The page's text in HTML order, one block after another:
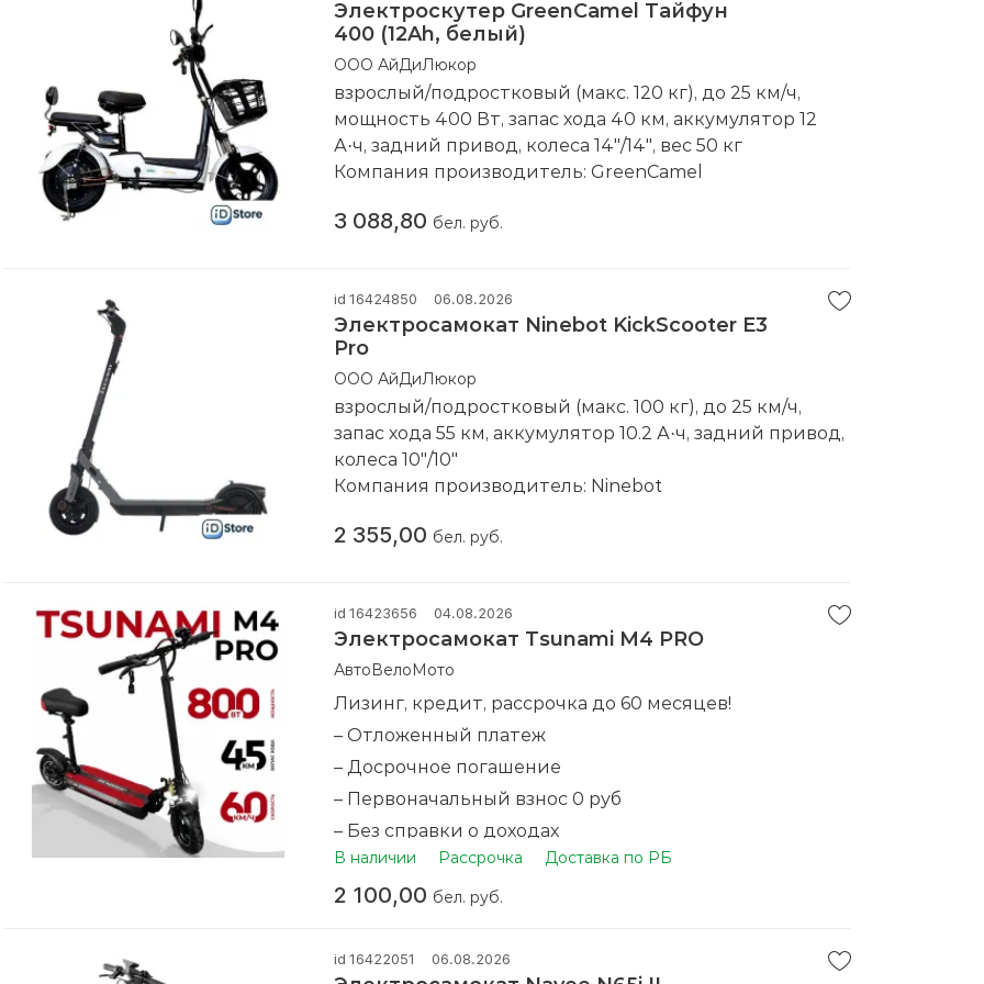
– Доставка по всей Беларуси
– Рассрочка, льготный кредит без взносов, оплата
частями (оформляем по телефону)
– Сервис – официальная сервисная поддержка и
выездной сервис
– Подарки и Акции – сделают вашу покупку более
– Экономия – доступные и выгодные цены, скидки,
заказывайте с доставкой на дом!
Электроскутер GreenCamel Тайфун
400 (12Ah, белый)
ООО АйДиЛюкор
взрослый/подростковый (макс. 120 кг), до 25 км/ч,
мощность 400 Вт, запас хода 40 км, аккумулятор 12
А·ч, задний привод, колеса 14"/14", вес 50 кг
Компания производитель: GreenCamel
3 088,80 бел. руб.
id 16424850 06.08.2026
Электросамокат Ninebot KickScooter E3
Pro
ООО АйДиЛюкор
взрослый/подростковый (макс. 100 кг), до 25 км/ч,
запас хода 55 км, аккумулятор 10.2 А·ч, задний привод,
колеса 10"/10"
Компания производитель: Ninebot
2 355,00 бел. руб.
id 16423656 04.08.2026
Электросамокат Tsunami M4 PRO
АвтоВелоМото
Лизинг, кредит, рассрочка до 60 месяцев!
– Отложенный платеж
– Досрочное погашение
– Первоначальный взнос 0 руб
– Без справки о доходах
– Оформление по телефону
– Совершая покупку у нас вы получаете баллы на
Новый. Гарантия. Доставка по всей Беларуси на дом.
Бесплатный тест-драйв.
В наличии Рассрочка Доставка по РБ
2 100,00 бел. руб.
id 16422051 06.08.2026